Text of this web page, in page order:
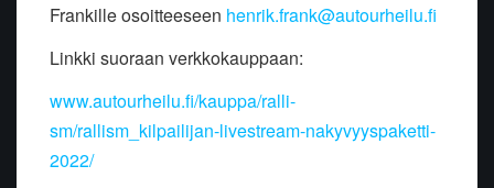
Frankille osoitteeseen henrik.frank@autourheilu.fi
Linkki suoraan verkkokauppaan:
www.autourheilu.fi/kauppa/ralli-
sm/rallism_kilpailijan-livestream-nakyvyyspaketti-
2022/